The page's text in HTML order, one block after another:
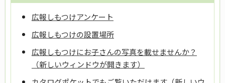
広報しもつけアンケート
広報しもつけの設置場所
広報しもつけにお子さんの写真を載せませんか？
（新しいウィンドウが開きます）